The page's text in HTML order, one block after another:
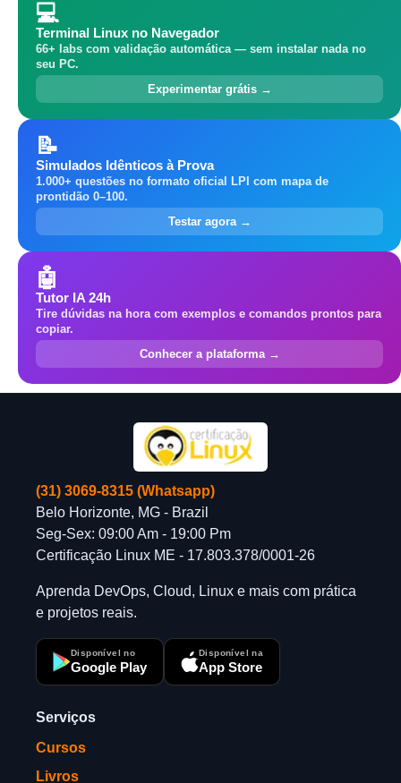
💻
Terminal Linux no Navegador
66+ labs com validação automática — sem instalar nada no
seu PC.
Experimentar grátis →
📝
Simulados Idênticos à Prova
1.000+ questões no formato oficial LPI com mapa de
prontidão 0–100.
Testar agora →
🤖
Tutor IA 24h
Tire dúvidas na hora com exemplos e comandos prontos para
copiar.
Conhecer a plataforma →
(31) 3069-8315 (Whatsapp)
Belo Horizonte, MG - Brazil
Seg-Sex: 09:00 Am - 19:00 Pm
Certificação Linux ME - 17.803.378/0001-26
Aprenda DevOps, Cloud, Linux e mais com prática
e projetos reais.
Disponível no
Google Play
Disponível na
App Store
Serviços
Cursos
Livros